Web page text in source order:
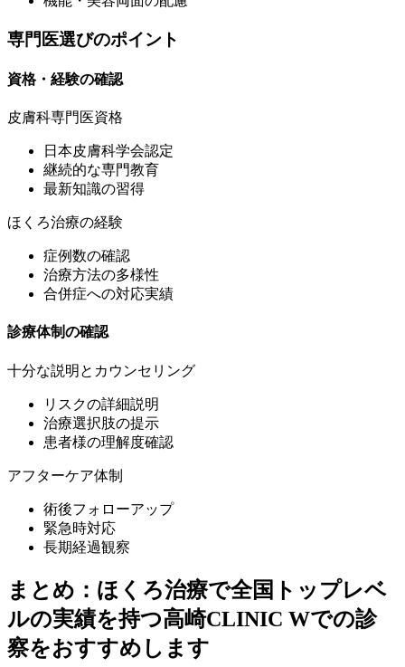
専門医選びのポイント
資格・経験の確認
皮膚科専門医資格
日本皮膚科学会認定
継続的な専門教育
最新知識の習得
ほくろ治療の経験
症例数の確認
治療方法の多様性
合併症への対応実績
診療体制の確認
十分な説明とカウンセリング
リスクの詳細説明
治療選択肢の提示
患者様の理解度確認
アフターケア体制
術後フォローアップ
緊急時対応
長期経過観察
まとめ：ほくろ治療で全国トップレベ
ルの実績を持つ高崎CLINIC Wでの診
察をおすすめします